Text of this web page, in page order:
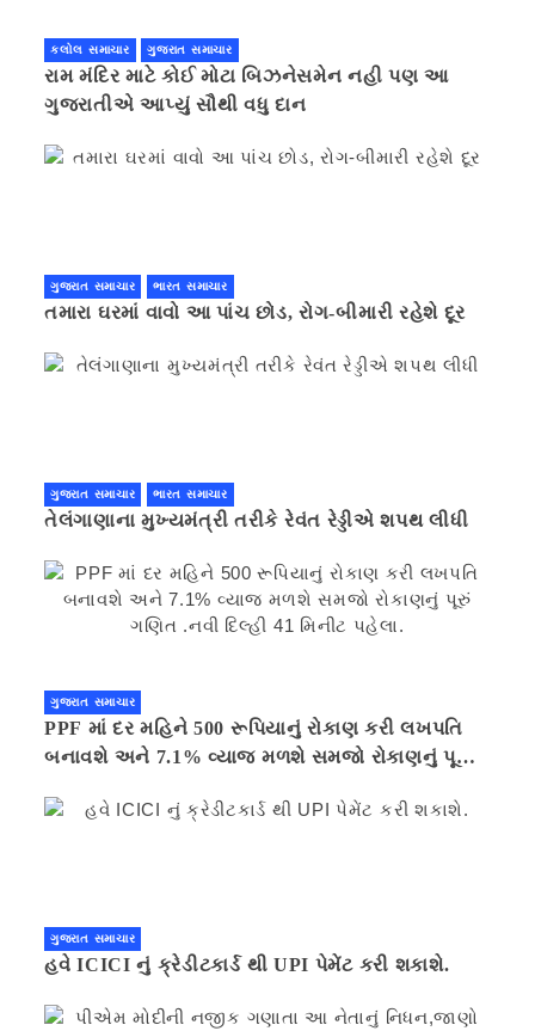
કલોલ સમાચાર ગુજરાત સમાચાર
રામ મંદિર માટે કોઈ મોટા બિઝનેસમેન નહી પણ આ
ગુજરાતીએ આપ્યું સૌથી વધુ દાન
ગુજરાત સમાચાર ભારત સમાચાર
તમારા ઘરમાં વાવો આ પાંચ છોડ, રોગ-બીમારી રહેશે દૂર
ગુજરાત સમાચાર ભારત સમાચાર
તેલંગાણાના મુખ્યમંત્રી તરીકે રેવંત રેડ્ડીએ શપથ લીધી
ગુજરાત સમાચાર
PPF માં દર મહિને 500 રૂપિયાનું રોકાણ કરી લખપતિ
બનાવશે અને 7.1% વ્યાજ મળશે સમજો રોકાણનું પૂરું
ગુજરાત સમાચાર
હવે ICICI નું ક્રેડીટકાર્ડ થી UPI પેમેંટ કરી શકાશે.